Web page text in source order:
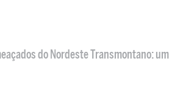
do Nordeste Transmontano: